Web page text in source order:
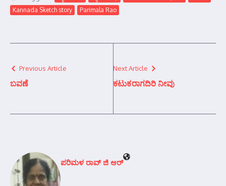
Kannada Sketch story
Parimala Rao
Previous Article
ಬವಣೆ
Next Article
ಕಟುಕರಾಗದಿರಿ ನೀವು
ಪರಿಮಳ ರಾವ್ ಜಿ ಆರ್‍